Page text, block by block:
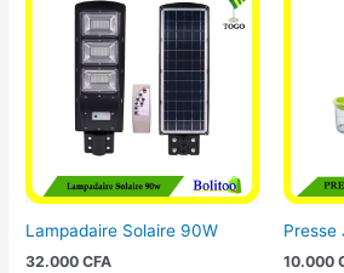
Lampadaire Solaire 90W
32.000CFA
Presse
10.000